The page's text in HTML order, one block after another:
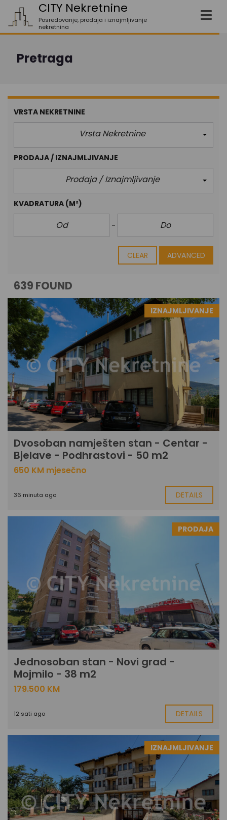
CITY Nekretnine
Posredovanje, prodaja i iznajmljivanje
nekretnina
Pretraga
VRSTA NEKRETNINE
Vrsta Nekretnine
PRODAJA / IZNAJMLJIVANJE
Prodaja / Iznajmljivanje
KVADRATURA (M²)
CLEAR ADVANCED
639 FOUND
IZNAJMLJIVANJE
Dvosoban namješten stan - Centar -
Bjelave - Podhrastovi - 50 m2
650 KM mjesečno
36 minuta ago DETAILS
PRODAJA
Jednosoban stan - Novi grad -
Mojmilo - 38 m2
179.500 KM
12 sati ago DETAILS
IZNAJMLJIVANJE